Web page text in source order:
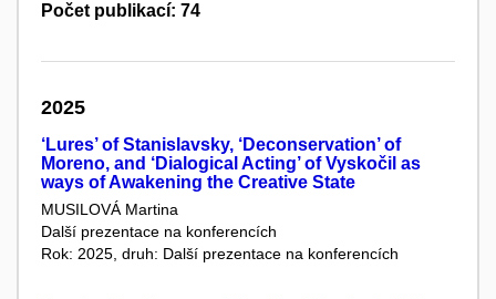
Počet publikací: 74
2025
‘Lures’ of Stanislavsky, ‘Deconservation’ of
Moreno, and ‘Dialogical Acting’ of Vyskočil as
ways of Awakening the Creative State
MUSILOVÁ Martina
Další prezentace na konferencích
Rok: 2025, druh: Další prezentace na konferencích